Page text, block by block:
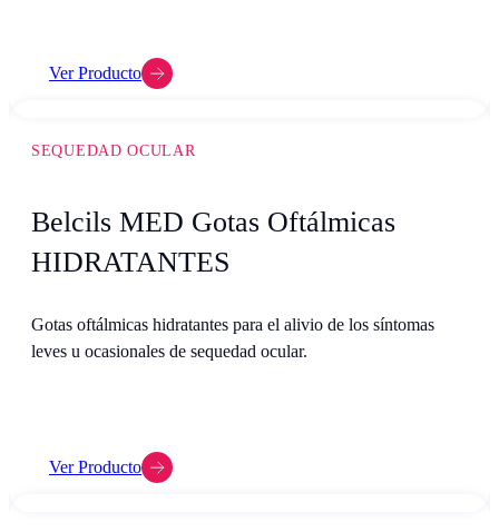
Ver Producto
SEQUEDAD OCULAR
Belcils MED Gotas Oftálmicas
HIDRATANTES
Gotas oftálmicas hidratantes para el alivio de los síntomas
leves u ocasionales de sequedad ocular.
Ver Producto